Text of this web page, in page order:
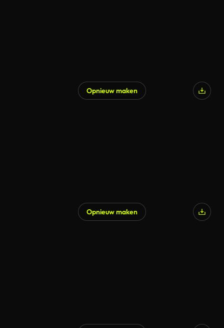
Opnieuw maken
Opnieuw maken